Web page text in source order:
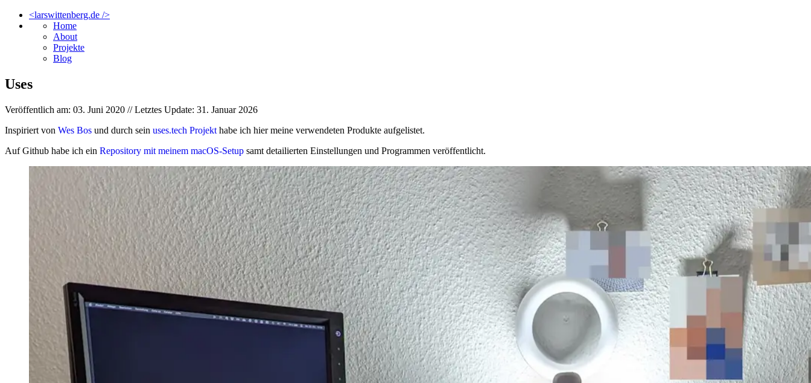
<larswittenberg.de />
Home
About
Projekte
Blog
Uses
Veröffentlich am: 03. Juni 2020 // Letztes Update: 31. Januar 2026
Inspiriert von Wes Bos und durch sein uses.tech Projekt habe ich hier meine verwendeten Produkte aufgelistet.
Auf Github habe ich ein Repository mit meinem macOS-Setup samt detailierten Einstellungen und Programmen veröffentlicht.